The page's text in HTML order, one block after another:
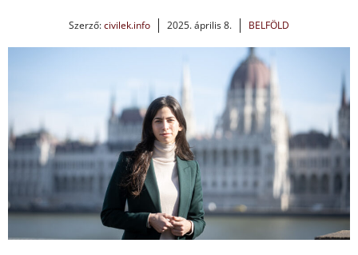
Szerző:civilek.info 2025. április 8. BELFÖLD